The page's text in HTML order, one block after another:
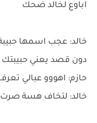
اباوع لخالد ضحك
خالد: عجب اسمها
دون قصد يعني حبيبتك
حازم: اهووو عبالي
خالد: لتخاف هسة